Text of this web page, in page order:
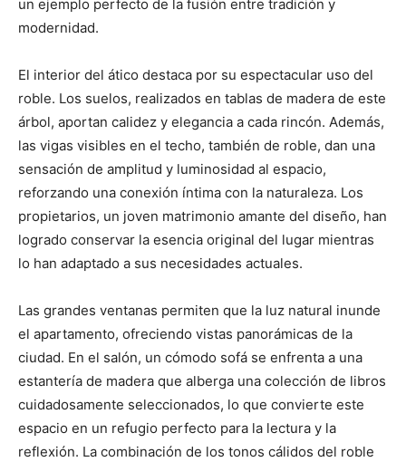
un ejemplo perfecto de la fusión entre tradición y
modernidad.
El interior del ático destaca por su espectacular uso del
roble. Los suelos, realizados en tablas de madera de este
árbol, aportan calidez y elegancia a cada rincón. Además,
las vigas visibles en el techo, también de roble, dan una
sensación de amplitud y luminosidad al espacio,
reforzando una conexión íntima con la naturaleza. Los
propietarios, un joven matrimonio amante del diseño, han
logrado conservar la esencia original del lugar mientras
lo han adaptado a sus necesidades actuales.
Las grandes ventanas permiten que la luz natural inunde
el apartamento, ofreciendo vistas panorámicas de la
ciudad. En el salón, un cómodo sofá se enfrenta a una
estantería de madera que alberga una colección de libros
cuidadosamente seleccionados, lo que convierte este
espacio en un refugio perfecto para la lectura y la
reflexión. La combinación de los tonos cálidos del roble